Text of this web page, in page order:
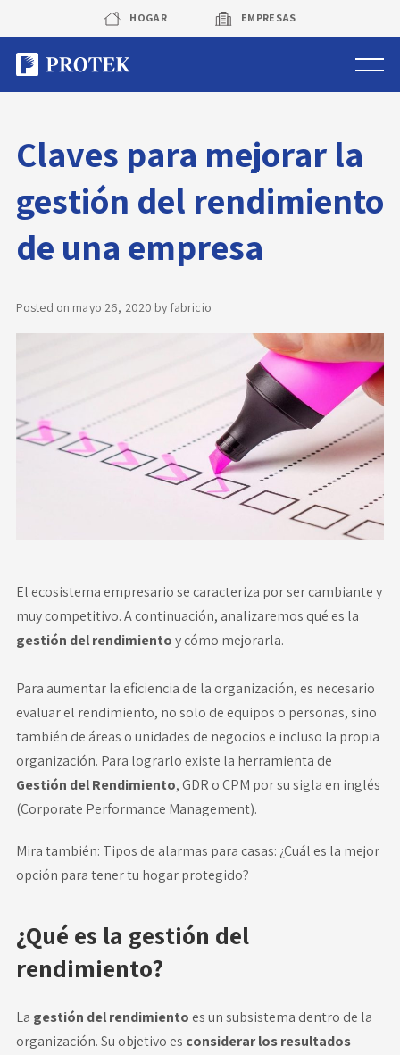
content
HOGAR EMPRESAS
Sistema de cámaras
Rastreo vehicular GPS
Protek Personas
Corredora de seguros
Trabaja con nosotros
Novedades
Faq
Claves para mejorar la
gestión del rendimiento
de una empresa
Posted on mayo 26, 2020 by fabricio
El ecosistema empresario se caracteriza por ser cambiante y
muy competitivo. A continuación, analizaremos qué es la
gestión del rendimientoy cómo mejorarla.
Para aumentar la eficiencia de la organización, es necesario
evaluar el rendimiento, no solo de equipos o personas, sino
también de áreas ounidades de negocios e incluso la propia
organización. Para lograrlo existe la herramienta de
Gestión del Rendimiento, GDR o CPM por su sigla en inglés
(Corporate Performance Management).
Mira también: Tipos de alarmas para casas: ¿Cuál es la mejor
opción para tener tu hogar protegido?
¿Qué es la gestión del
rendimiento?
La gestión del rendimiento es un subsistema dentro de la
organización. Su objetivo es considerar los resultados